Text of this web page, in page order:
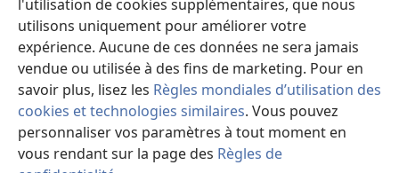
l'utilisation de cookies supplémentaires, que nous
utilisons uniquement pour améliorer votre
expérience. Aucune de ces données ne sera jamais
vendue ou utilisée à des fins de marketing. Pour en
savoir plus, lisez les Règles mondiales d’utilisation des
cookies et technologies similaires. Vous pouvez
personnaliser vos paramètres à tout moment en
vous rendant sur la page des Règles de
une
nouvelle
fenêtre)
JW Library
Watchtower Library
Copyright© 2026 Watch Tower Bible and Tract Society of Pennsylvania.
CONDITIONS D’UTILISATION